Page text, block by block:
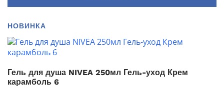
НОВИНКА
Гель для душа NIVEA 250мл Гель-уход Крем
карамболь 6